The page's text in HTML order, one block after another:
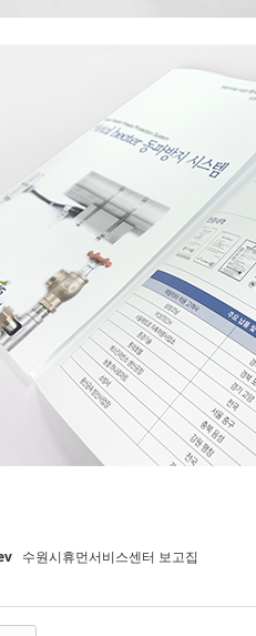
수원시휴먼서비스센터 보고집